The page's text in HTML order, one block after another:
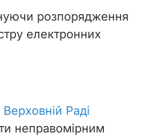
розпорядження
електронних
Раді
неправомірним